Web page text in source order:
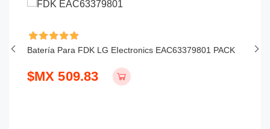
Batería Para FDK LG EIectronics EAC63379801 PACK
$MX 509.83